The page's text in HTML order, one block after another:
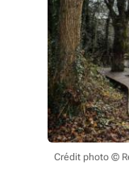
Crédit photo ©